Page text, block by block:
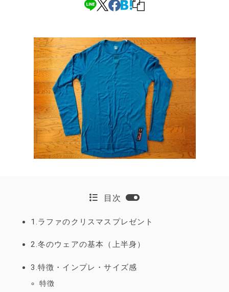
目次
1.ラファのクリスマスプレゼント
2.冬のウェアの基本（上半身）
3.特徴・インプレ・サイズ感
特徴